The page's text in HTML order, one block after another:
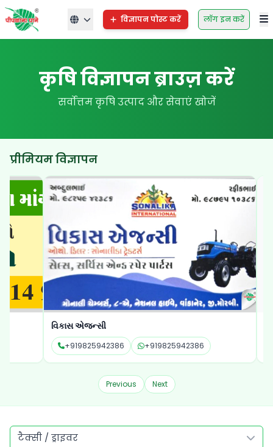
विज्ञापन पोस्ट करें लॉग इन करें
कृषि विज्ञापन ब्राउज़ करें
सर्वोत्तम कृषि उत्पाद और सेवाएं खोजें
प्रीमियम विज्ञापन
વિકાસ એજન્સી
+919825942386 +919825942386
Previous Next
टैक्सी / ड्राइवर